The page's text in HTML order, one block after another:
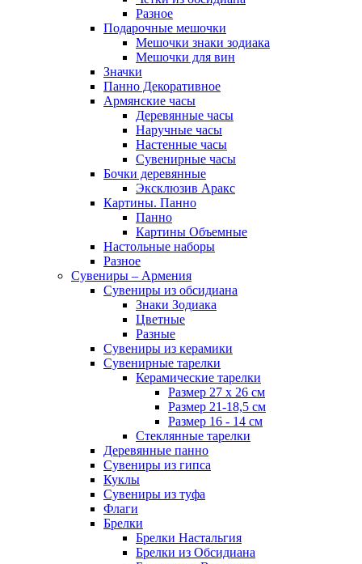
Разное
Подарочные мешочки
Мешочки знаки зодиака
Мешочки для вин
Значки
Панно Декоративное
Армянские часы
Деревянные часы
Наручные часы
Настенные часы
Сувенирные часы
Бочки деревянные
Эксклюзив Аракс
Картины. Панно
Панно
Картины Объемные
Настольные наборы
Разное
Сувениры – Армения
Сувениры из обсидиана
Знаки Зодиака
Цветные
Разные
Сувениры из керамики
Сувенирные тарелки
Керамические тарелки
Размер 27 х 26 см
Размер 21-18,5 см
Размер 16 - 14 см
Стеклянные тарелки
Деревянные панно
Сувениры из гипса
Куклы
Сувениры из туфа
Флаги
Брелки
Брелки Настальгия
Брелки из Обсидиана